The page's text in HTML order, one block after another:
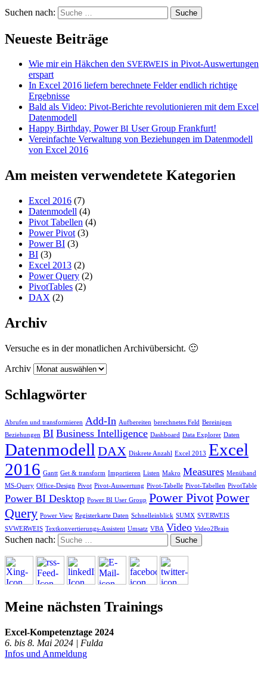
Suchen nach:
Neueste Beiträge
Wie mir ein Häkchen den SVERWEIS in Pivot-Auswertungen
erspart
In Excel 2016 liefern berechnete Felder endlich richtige
Ergebnisse
Bald als Video: Pivot-Berichte revolutionieren mit dem Excel
Datenmodell
Happy Birthday, PowerBI User Group Frankfurt!
Vereinfachte Verwaltung von Beziehungen im Datenmodell
von Excel 2016
Am meisten verwendetete Kategorien
Excel 2016 (7)
Datenmodell (4)
Pivot Tabellen (4)
Power Pivot (3)
Power BI (3)
BI (3)
Excel 2013 (2)
Power Query (2)
PivotTables (2)
DAX (2)
Archiv
Versuche es in der monatlichen Archivübersicht. 🙂
Archiv
Schlagwörter
Abrufen und transformieren Add-In Aufbereiten berechnetes Feld Bereinigen
Beziehungen BI Business Intelligence Dashboard Data Explorer Daten
Datenmodell DAX Diskrete Anzahl Excel 2013 Excel
2016 Gantt Get & transform Importieren Listen Makro Measures Menüband
MS-Query Office-Design Pivot Pivot-Auswertung Pivot-Tabelle Pivot-Tabellen PivotTable
Power BI Desktop Power BI User Group Power PivotPower
Query Power View Registerkarte Daten Schnelleinblick SUMX SVERWEIS
SVWERWEIS Textkonvertierungs-Assistent Umsatz VBA Video Video2Brain
Suchen nach:
Meine nächsten Trainings
Excel-Kompetenztage 2024
6. bis 8. Mai 2024 | Fulda
Infos und Anmeldung